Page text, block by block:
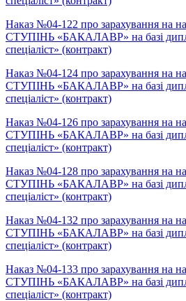
Наказ №04-122 про зарахування на
СТУПІНЬ «БАКАЛАВР» на базі
спеціаліст» (контракт)
Наказ №04-124 про зарахування на
СТУПІНЬ «БАКАЛАВР» на базі
спеціаліст» (контракт)
Наказ №04-126 про зарахування на
СТУПІНЬ «БАКАЛАВР» на базі
спеціаліст» (контракт)
Наказ №04-128 про зарахування на
СТУПІНЬ «БАКАЛАВР» на базі
спеціаліст» (контракт)
Наказ №04-132 про зарахування на
СТУПІНЬ «БАКАЛАВР» на базі
спеціаліст» (контракт)
Наказ №04-133 про зарахування на
СТУПІНЬ «БАКАЛАВР» на базі
спеціаліст» (контракт)